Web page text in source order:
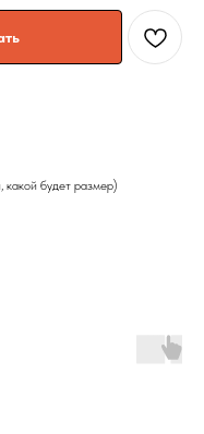
какой будет размер)